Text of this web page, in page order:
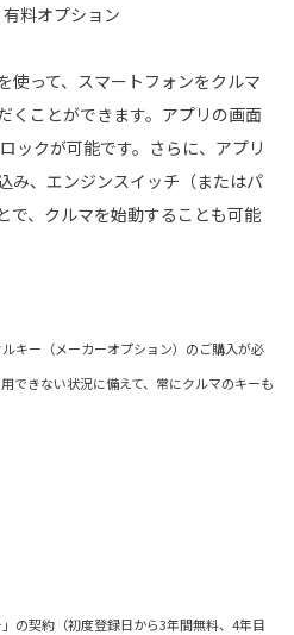
料オプション
使って、スマートフォンをクルマ
くことができます。アプリの画面
ックが可能です。さらに、アプリ
み、エンジンスイッチ（またはパ
で、クルマを始動することも可能
キー（メーカーオプション）のご購入が必
きない状況に備えて、常にクルマのキーも
の契約（初度登録日から3年間無料、4年目